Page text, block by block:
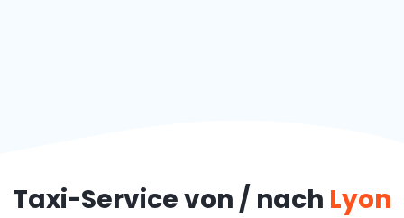
Taxi-Service von / nach Lyon